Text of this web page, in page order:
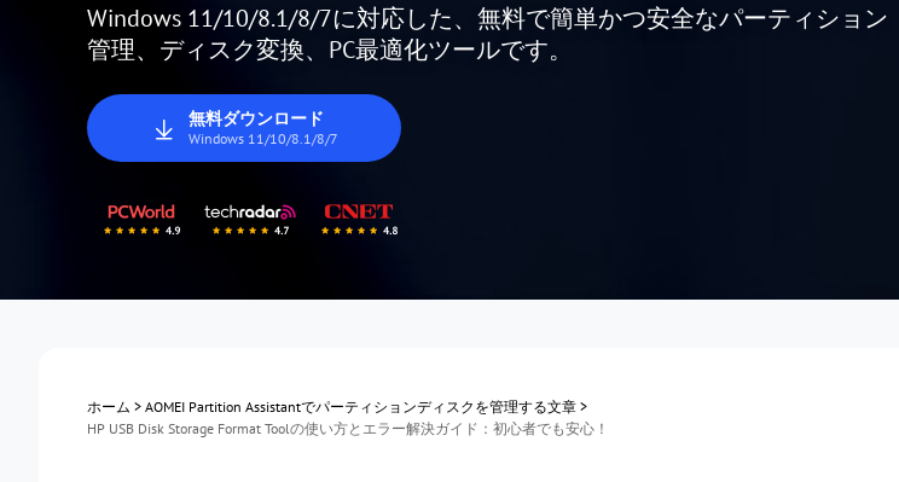
Windows 11/10/8.1/8/7に対応した、無料で簡単かつ安全なパーティション
管理、ディスク変換、PC最適化ツールです。
無料ダウンロード
Windows 11/10/8.1/8/7
ホーム > AOMEI Partition Assistantでパーティションディスクを管理する文章 >
HP USB Disk Storage Format Toolの使い方とエラー解決ガイド：初心者でも安心！